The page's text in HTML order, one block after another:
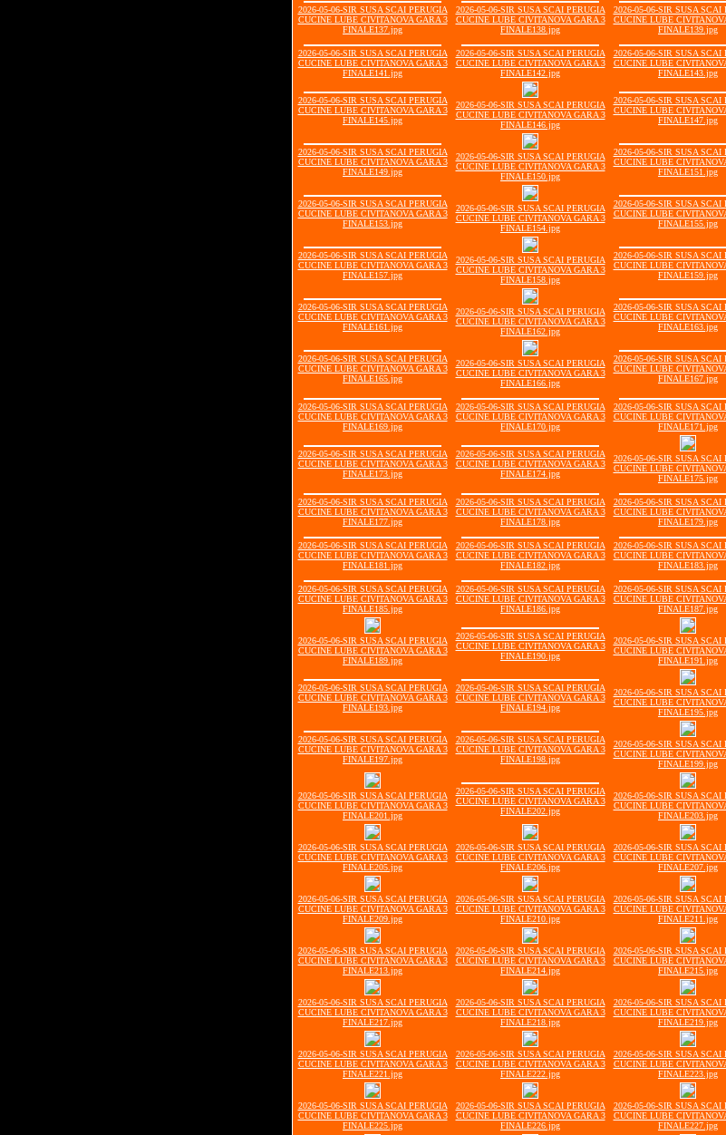
2026-05-06-SIR SUSA SCAI PERUGIA
CUCINE LUBE CIVITANOVA GARA 3
FINALE137.jpg
2026-05-06-SIR SUSA SCAI PERUGIA
CUCINE LUBE CIVITANOVA GARA 3
FINALE138.jpg
2026-05-06-SIR SUSA SCAI
CUCINE LUBE
FINALE139.jpg
2026-05-06-SIR SUSA SCAI PERUGIA
CUCINE LUBE CIVITANOVA GARA 3
FINALE141.jpg
2026-05-06-SIR SUSA SCAI PERUGIA
CUCINE LUBE CIVITANOVA GARA 3
FINALE142.jpg
2026-05-06-SIR SUSA SCAI
CUCINE LUBE
FINALE143.jpg
2026-05-06-SIR SUSA SCAI PERUGIA
CUCINE LUBE CIVITANOVA GARA 3
FINALE145.jpg
2026-05-06-SIR SUSA SCAI PERUGIA
CUCINE LUBE CIVITANOVA GARA 3
FINALE146.jpg
2026-05-06-SIR SUSA SCAI
CUCINE LUBE
FINALE147.jpg
2026-05-06-SIR SUSA SCAI PERUGIA
CUCINE LUBE CIVITANOVA GARA 3
FINALE149.jpg
2026-05-06-SIR SUSA SCAI PERUGIA
CUCINE LUBE CIVITANOVA GARA 3
FINALE150.jpg
2026-05-06-SIR SUSA SCAI
CUCINE LUBE
FINALE151.jpg
2026-05-06-SIR SUSA SCAI PERUGIA
CUCINE LUBE CIVITANOVA GARA 3
FINALE153.jpg
2026-05-06-SIR SUSA SCAI PERUGIA
CUCINE LUBE CIVITANOVA GARA 3
FINALE154.jpg
2026-05-06-SIR SUSA SCAI
CUCINE LUBE
FINALE155.jpg
2026-05-06-SIR SUSA SCAI PERUGIA
CUCINE LUBE CIVITANOVA GARA 3
FINALE157.jpg
2026-05-06-SIR SUSA SCAI PERUGIA
CUCINE LUBE CIVITANOVA GARA 3
FINALE158.jpg
2026-05-06-SIR SUSA SCAI
CUCINE LUBE
FINALE159.jpg
2026-05-06-SIR SUSA SCAI PERUGIA
CUCINE LUBE CIVITANOVA GARA 3
FINALE161.jpg
2026-05-06-SIR SUSA SCAI PERUGIA
CUCINE LUBE CIVITANOVA GARA 3
FINALE162.jpg
2026-05-06-SIR SUSA SCAI
CUCINE LUBE
FINALE163.jpg
2026-05-06-SIR SUSA SCAI PERUGIA
CUCINE LUBE CIVITANOVA GARA 3
FINALE165.jpg
2026-05-06-SIR SUSA SCAI PERUGIA
CUCINE LUBE CIVITANOVA GARA 3
FINALE166.jpg
2026-05-06-SIR SUSA SCAI
CUCINE LUBE
FINALE167.jpg
2026-05-06-SIR SUSA SCAI PERUGIA
CUCINE LUBE CIVITANOVA GARA 3
FINALE169.jpg
2026-05-06-SIR SUSA SCAI PERUGIA
CUCINE LUBE CIVITANOVA GARA 3
FINALE170.jpg
2026-05-06-SIR SUSA SCAI
CUCINE LUBE
FINALE171.jpg
2026-05-06-SIR SUSA SCAI PERUGIA
CUCINE LUBE CIVITANOVA GARA 3
FINALE173.jpg
2026-05-06-SIR SUSA SCAI PERUGIA
CUCINE LUBE CIVITANOVA GARA 3
FINALE174.jpg
2026-05-06-SIR SUSA SCAI
CUCINE LUBE
FINALE175.jpg
2026-05-06-SIR SUSA SCAI PERUGIA
CUCINE LUBE CIVITANOVA GARA 3
FINALE177.jpg
2026-05-06-SIR SUSA SCAI PERUGIA
CUCINE LUBE CIVITANOVA GARA 3
FINALE178.jpg
2026-05-06-SIR SUSA SCAI
CUCINE LUBE
FINALE179.jpg
2026-05-06-SIR SUSA SCAI PERUGIA
CUCINE LUBE CIVITANOVA GARA 3
FINALE181.jpg
2026-05-06-SIR SUSA SCAI PERUGIA
CUCINE LUBE CIVITANOVA GARA 3
FINALE182.jpg
2026-05-06-SIR SUSA SCAI
CUCINE LUBE
FINALE183.jpg
2026-05-06-SIR SUSA SCAI PERUGIA
CUCINE LUBE CIVITANOVA GARA 3
FINALE185.jpg
2026-05-06-SIR SUSA SCAI PERUGIA
CUCINE LUBE CIVITANOVA GARA 3
FINALE186.jpg
2026-05-06-SIR SUSA SCAI
CUCINE LUBE
FINALE187.jpg
2026-05-06-SIR SUSA SCAI PERUGIA
CUCINE LUBE CIVITANOVA GARA 3
FINALE189.jpg
2026-05-06-SIR SUSA SCAI PERUGIA
CUCINE LUBE CIVITANOVA GARA 3
FINALE190.jpg
2026-05-06-SIR SUSA SCAI
CUCINE LUBE
FINALE191.jpg
2026-05-06-SIR SUSA SCAI PERUGIA
CUCINE LUBE CIVITANOVA GARA 3
FINALE193.jpg
2026-05-06-SIR SUSA SCAI PERUGIA
CUCINE LUBE CIVITANOVA GARA 3
FINALE194.jpg
2026-05-06-SIR SUSA SCAI
CUCINE LUBE
FINALE195.jpg
2026-05-06-SIR SUSA SCAI PERUGIA
CUCINE LUBE CIVITANOVA GARA 3
FINALE197.jpg
2026-05-06-SIR SUSA SCAI PERUGIA
CUCINE LUBE CIVITANOVA GARA 3
FINALE198.jpg
2026-05-06-SIR SUSA SCAI
CUCINE LUBE
FINALE199.jpg
2026-05-06-SIR SUSA SCAI PERUGIA
CUCINE LUBE CIVITANOVA GARA 3
FINALE201.jpg
2026-05-06-SIR SUSA SCAI PERUGIA
CUCINE LUBE CIVITANOVA GARA 3
FINALE202.jpg
2026-05-06-SIR SUSA SCAI
CUCINE LUBE
FINALE203.jpg
2026-05-06-SIR SUSA SCAI PERUGIA
CUCINE LUBE CIVITANOVA GARA 3
FINALE205.jpg
2026-05-06-SIR SUSA SCAI PERUGIA
CUCINE LUBE CIVITANOVA GARA 3
FINALE206.jpg
2026-05-06-SIR SUSA SCAI
CUCINE LUBE
FINALE207.jpg
2026-05-06-SIR SUSA SCAI PERUGIA
CUCINE LUBE CIVITANOVA GARA 3
FINALE209.jpg
2026-05-06-SIR SUSA SCAI PERUGIA
CUCINE LUBE CIVITANOVA GARA 3
FINALE210.jpg
2026-05-06-SIR SUSA SCAI
CUCINE LUBE
FINALE211.jpg
2026-05-06-SIR SUSA SCAI PERUGIA
CUCINE LUBE CIVITANOVA GARA 3
FINALE213.jpg
2026-05-06-SIR SUSA SCAI PERUGIA
CUCINE LUBE CIVITANOVA GARA 3
FINALE214.jpg
2026-05-06-SIR SUSA SCAI
CUCINE LUBE
FINALE215.jpg
2026-05-06-SIR SUSA SCAI PERUGIA
CUCINE LUBE CIVITANOVA GARA 3
FINALE217.jpg
2026-05-06-SIR SUSA SCAI PERUGIA
CUCINE LUBE CIVITANOVA GARA 3
FINALE218.jpg
2026-05-06-SIR SUSA SCAI
CUCINE LUBE
FINALE219.jpg
2026-05-06-SIR SUSA SCAI PERUGIA
CUCINE LUBE CIVITANOVA GARA 3
FINALE221.jpg
2026-05-06-SIR SUSA SCAI PERUGIA
CUCINE LUBE CIVITANOVA GARA 3
FINALE222.jpg
2026-05-06-SIR SUSA SCAI
CUCINE LUBE
FINALE223.jpg
2026-05-06-SIR SUSA SCAI PERUGIA
CUCINE LUBE CIVITANOVA GARA 3
FINALE225.jpg
2026-05-06-SIR SUSA SCAI PERUGIA
CUCINE LUBE CIVITANOVA GARA 3
FINALE226.jpg
2026-05-06-SIR SUSA SCAI
CUCINE LUBE
FINALE227.jpg